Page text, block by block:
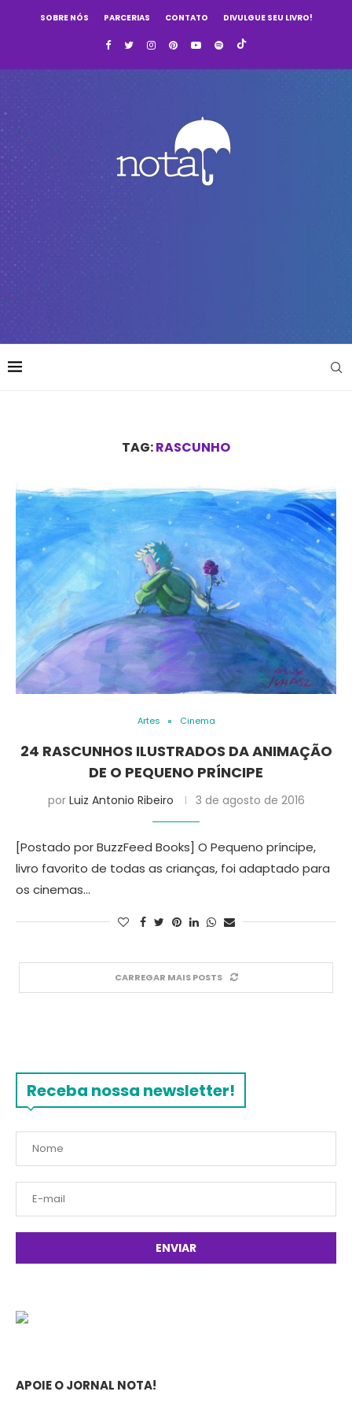
SOBRE NÓS PARCERIAS CONTATO DIVULGUE SEU LIVRO!
TAG:RASCUNHO
Artes Cinema
24 RASCUNHOS ILUSTRADOS DA ANIMAÇÃO
DE O PEQUENO PRÍNCIPE
por Luiz Antonio Ribeiro 3 de agosto de 2016
[Postado por BuzzFeed Books] O Pequeno príncipe,
livro favorito de todas as crianças, foi adaptado para
os cinemas…
CARREGAR MAIS POSTS
Receba nossa newsletter!
APOIE O JORNAL NOTA!